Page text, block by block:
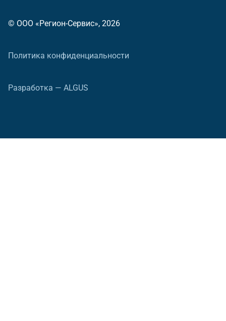
© ООО «Регион-Сервис», 2026
Политика конфиденциальности
Разработка — ALGUS